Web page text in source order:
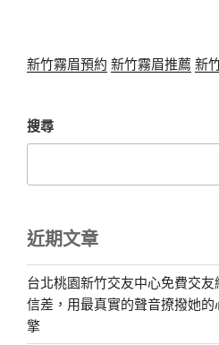
新竹霧眉預約 新竹霧眉推薦 新
搜尋
近期文章
台北桃園新竹交友中心免費交
信差，用最真實的聲音撩撥她
擎